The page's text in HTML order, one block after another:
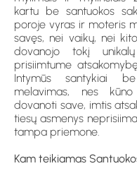
kartu be santuokos
poroje vyras ir moteris
savęs, nei vaikų, nei
dovanojo tokį
prisiimtume
Intymūs santykiai
melavimas, nes
dovanoti save, imtis
tiesų asmenys
tampa priemone.
Kam teikiamas